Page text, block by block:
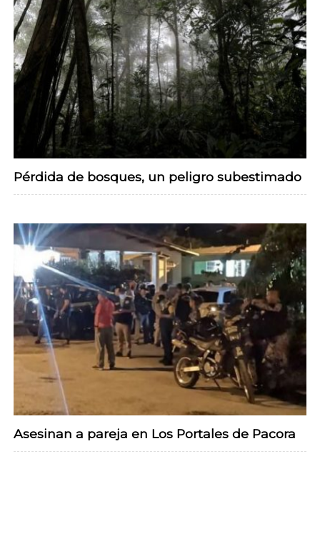
Pérdida de bosques, un peligro subestimado
Asesinan a pareja en Los Portales de Pacora